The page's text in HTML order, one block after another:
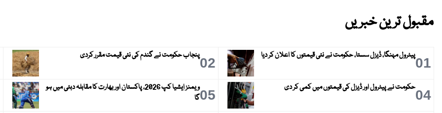
مقبول ترین خبریں
01پیٹرول مہنگا، ڈیزل سستا، حکومت نے نئی قیمتوں کا اعلان کر دیا 02پنجاب حکومت نے گندم کی نئی قیمت مقرر کردی
04حکومت نے پیٹرول اور ڈیزل کی قیمتوں میں کمی کر دی 05
ویمنز ایشیا کپ 2026، پاکستان اور بھارت کا مقابلہ دبئی میں ہو
گا